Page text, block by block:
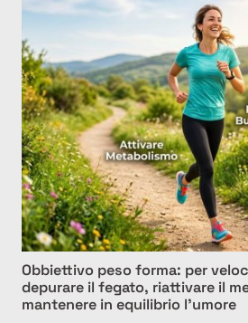
Obbiettivo peso forma: per
depurare il fegato, riattivare il
mantenere in equilibrio l’umore